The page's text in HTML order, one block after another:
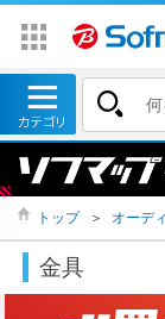
トップ ＞ オーデ
金具